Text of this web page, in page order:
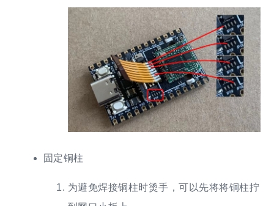
固定铜柱
为避免焊接铜柱时烫手，可以先将将铜柱拧